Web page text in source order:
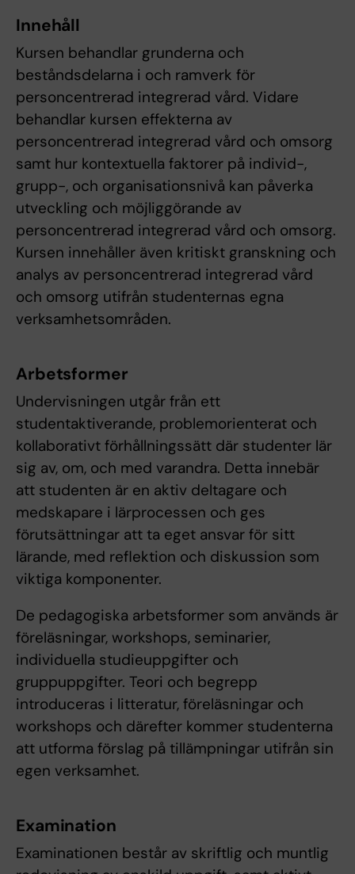
Innehåll
Kursen behandlar grunderna och
beståndsdelarna i och ramverk för
personcentrerad integrerad vård. Vidare
behandlar kursen effekterna av
personcentrerad integrerad vård och omsorg
samt hur kontextuella faktorer på individ-,
grupp-, och organisationsnivå kan påverka
utveckling och möjliggörande av
personcentrerad integrerad vård och omsorg.
Kursen innehåller även kritiskt granskning och
analys av personcentrerad integrerad vård
och omsorg utifrån studenternas egna
verksamhetsområden.
Arbetsformer
Undervisningen utgår från ett
studentaktiverande, problemorienterat och
kollaborativt förhållningssätt där studenter lär
sig av, om, och med varandra. Detta innebär
att studenten är en aktiv deltagare och
medskapare i lärprocessen och ges
förutsättningar att ta eget ansvar för sitt
lärande, med reflektion och diskussion som
viktiga komponenter.
De pedagogiska arbetsformer som används är
föreläsningar, workshops, seminarier,
individuella studieuppgifter och
gruppuppgifter. Teori och begrepp
introduceras i litteratur, föreläsningar och
workshops och därefter kommer studenterna
att utforma förslag på tillämpningar utifrån sin
egen verksamhet.
Examination
Examinationen består av skriftlig och muntlig